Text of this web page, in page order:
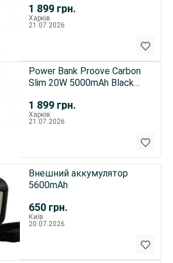
1 899 грн.
Харків
21.07.2026
1 899 грн.
Power Bank Proove Carbon
Slim 20W 5000mAh Black
Харків
21.07.2026
650 грн.
Внешний аккумулятор
5600mAh
Київ
20.07.2026